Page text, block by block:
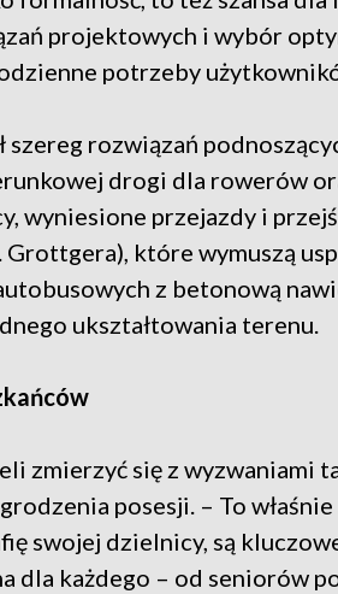
projektowych i wybór
potrzeby
szereg rozwiązań
drogi dla rowerów
wyniesione przejazdy i
Grottgera), które wymuszą
z betonową
ukształtowania terenu.
zmierzyć się z wyzwaniami
posesji. – To
swojej dzielnicy, są
dla każdego – od seniorów